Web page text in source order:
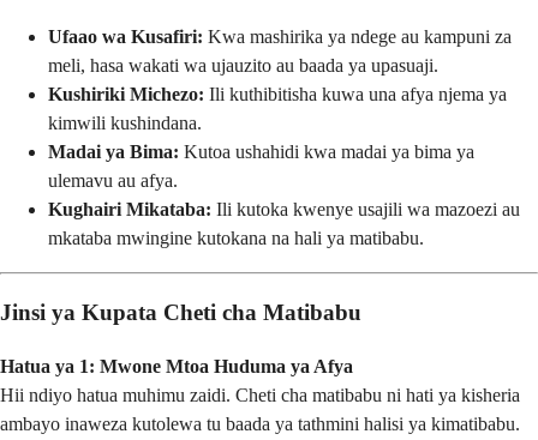
Ufaao wa Kusafiri: Kwa mashirika ya ndege au kampuni za
meli, hasa wakati wa ujauzito au baada ya upasuaji.
Kushiriki Michezo: Ili kuthibitisha kuwa una afya njema ya
kimwili kushindana.
Madai ya Bima: Kutoa ushahidi kwa madai ya bima ya
ulemavu au afya.
Kughairi Mikataba: Ili kutoka kwenye usajili wa mazoezi au
mkataba mwingine kutokana na hali ya matibabu.
Jinsi ya Kupata Cheti cha Matibabu
Hatua ya 1: Mwone Mtoa Huduma ya Afya
Hii ndiyo hatua muhimu zaidi. Cheti cha matibabu ni hati ya kisheria
ambayo inaweza kutolewa tu baada ya tathmini halisi ya kimatibabu.